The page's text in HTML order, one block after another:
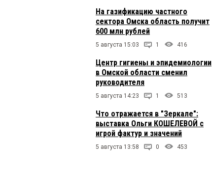
На газификацию частного
сектора Омска область получит
600 млн рублей
5 августа 15:03 1 416
Центр гигиены и эпидемиологии
в Омской области сменил
руководителя
5 августа 14:23 1 513
Что отражается в "Зеркале":
выставка Ольги КОШЕЛЕВОЙ с
игрой фактур и значений
5 августа 13:58 0 453